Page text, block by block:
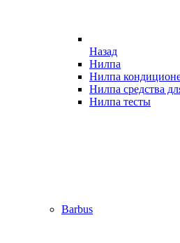
Назад
Нилпа
Нилпа
Нилпа средства
Нилпа тесты
Barbus